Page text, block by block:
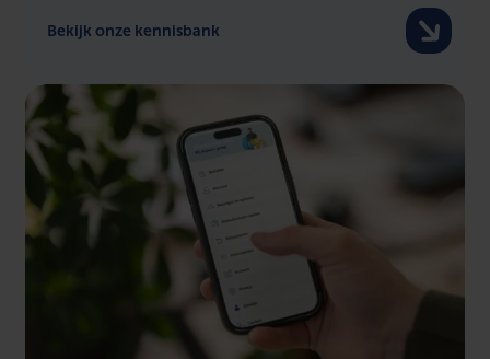
Bekijk onze kennisbank